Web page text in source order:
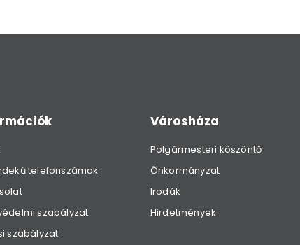
telefonszámok
szabályzat
szabályzat
Városháza
Polgármesteri köszöntő
Önkormányzat
Irodák
Hirdetmények